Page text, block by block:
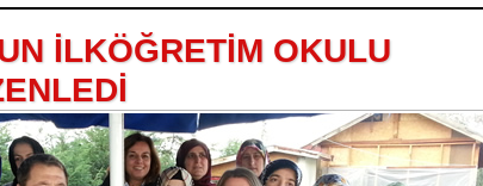
İLKÖĞRETİM OKULU